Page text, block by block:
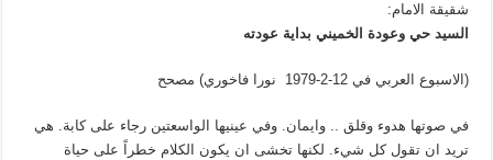
شقيقة الامام:
السيد حي وعودة الخميني بداية عودته
(الاسبوع العربي في 12-2-1979 نورا فاخوري) مصحح
في صوتها هدوء وقلق .. وايمان. وفي عينيها الواسعتين رجاء على كابة. هي
تريد ان تقول كل شيء. لكنها تخشى ان يكون الكلام خطراً على حياة